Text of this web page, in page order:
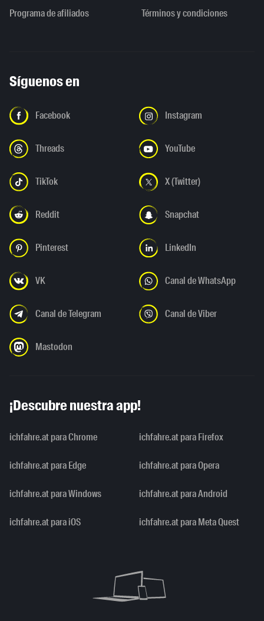
Programa de afiliados Términos y condiciones
Síguenos en
Facebook Instagram
Threads YouTube
TikTok X (Twitter)
Reddit Snapchat
Pinterest LinkedIn
VK Canal de WhatsApp
Canal de Telegram Canal de Viber
Mastodon
¡Descubre nuestra app!
ichfahre.at para Chrome ichfahre.at para Firefox
ichfahre.at para Edge ichfahre.at para Opera
ichfahre.at para Windows ichfahre.at para Android
ichfahre.at para iOS ichfahre.at para Meta Quest